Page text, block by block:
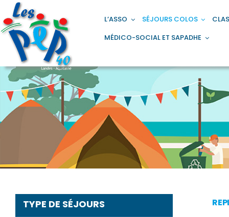
principal
Passer
contenu
L’ASSO SÉJOURS COLOS
MÉDICO-SOCIAL ET SAPADHE
TYPE DE SÉJOURS